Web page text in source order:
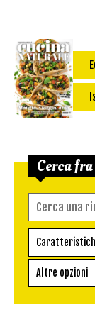
Cerca
Ricetta
Senza glutine
Altre opzioni